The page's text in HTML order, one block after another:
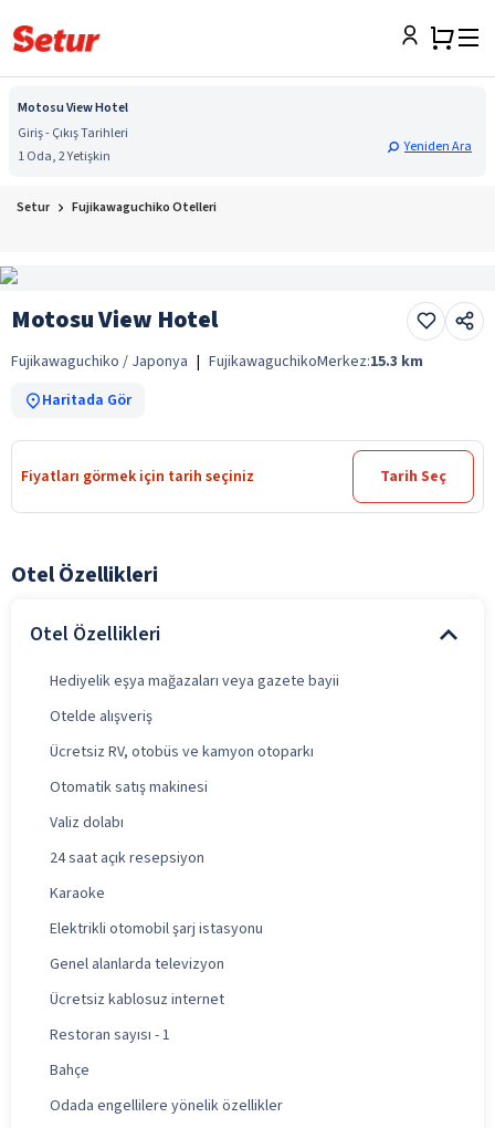
Motosu View Hotel
Giriş - Çıkış Tarihleri
1 Oda, 2 Yetişkin
Yeniden Ara
Setur Fujikawaguchiko Otelleri
Motosu View Hotel
Fujikawaguchiko / Japonya | FujikawaguchikoMerkez:15.3 km
Haritada Gör
Fiyatları görmek için tarih seçiniz Tarih Seç
Otel Özellikleri
Otel Özellikleri
Hediyelik eşya mağazaları veya gazete bayii
Otelde alışveriş
Ücretsiz RV, otobüs ve kamyon otoparkı
Otomatik satış makinesi
Valiz dolabı
24 saat açık resepsiyon
Karaoke
Elektrikli otomobil şarj istasyonu
Genel alanlarda televizyon
Ücretsiz kablosuz internet
Restoran sayısı - 1
Bahçe
Odada engellilere yönelik özellikler